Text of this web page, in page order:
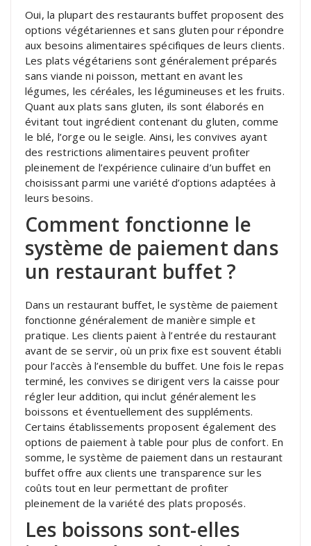
Oui, la plupart des restaurants buffet proposent des
options végétariennes et sans gluten pour répondre
aux besoins alimentaires spécifiques de leurs clients.
Les plats végétariens sont généralement préparés
sans viande ni poisson, mettant en avant les
légumes, les céréales, les légumineuses et les fruits.
Quant aux plats sans gluten, ils sont élaborés en
évitant tout ingrédient contenant du gluten, comme
le blé, l’orge ou le seigle. Ainsi, les convives ayant
des restrictions alimentaires peuvent profiter
pleinement de l’expérience culinaire d’un buffet en
choisissant parmi une variété d’options adaptées à
leurs besoins.
Comment fonctionne le
système de paiement dans
un restaurant buffet ?
Dans un restaurant buffet, le système de paiement
fonctionne généralement de manière simple et
pratique. Les clients paient à l’entrée du restaurant
avant de se servir, où un prix fixe est souvent établi
pour l’accès à l’ensemble du buffet. Une fois le repas
terminé, les convives se dirigent vers la caisse pour
régler leur addition, qui inclut généralement les
boissons et éventuellement des suppléments.
Certains établissements proposent également des
options de paiement à table pour plus de confort. En
somme, le système de paiement dans un restaurant
buffet offre aux clients une transparence sur les
coûts tout en leur permettant de profiter
pleinement de la variété des plats proposés.
Les boissons sont-elles